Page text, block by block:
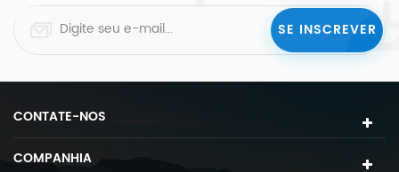
CONTATE-NOS
COMPANHIA